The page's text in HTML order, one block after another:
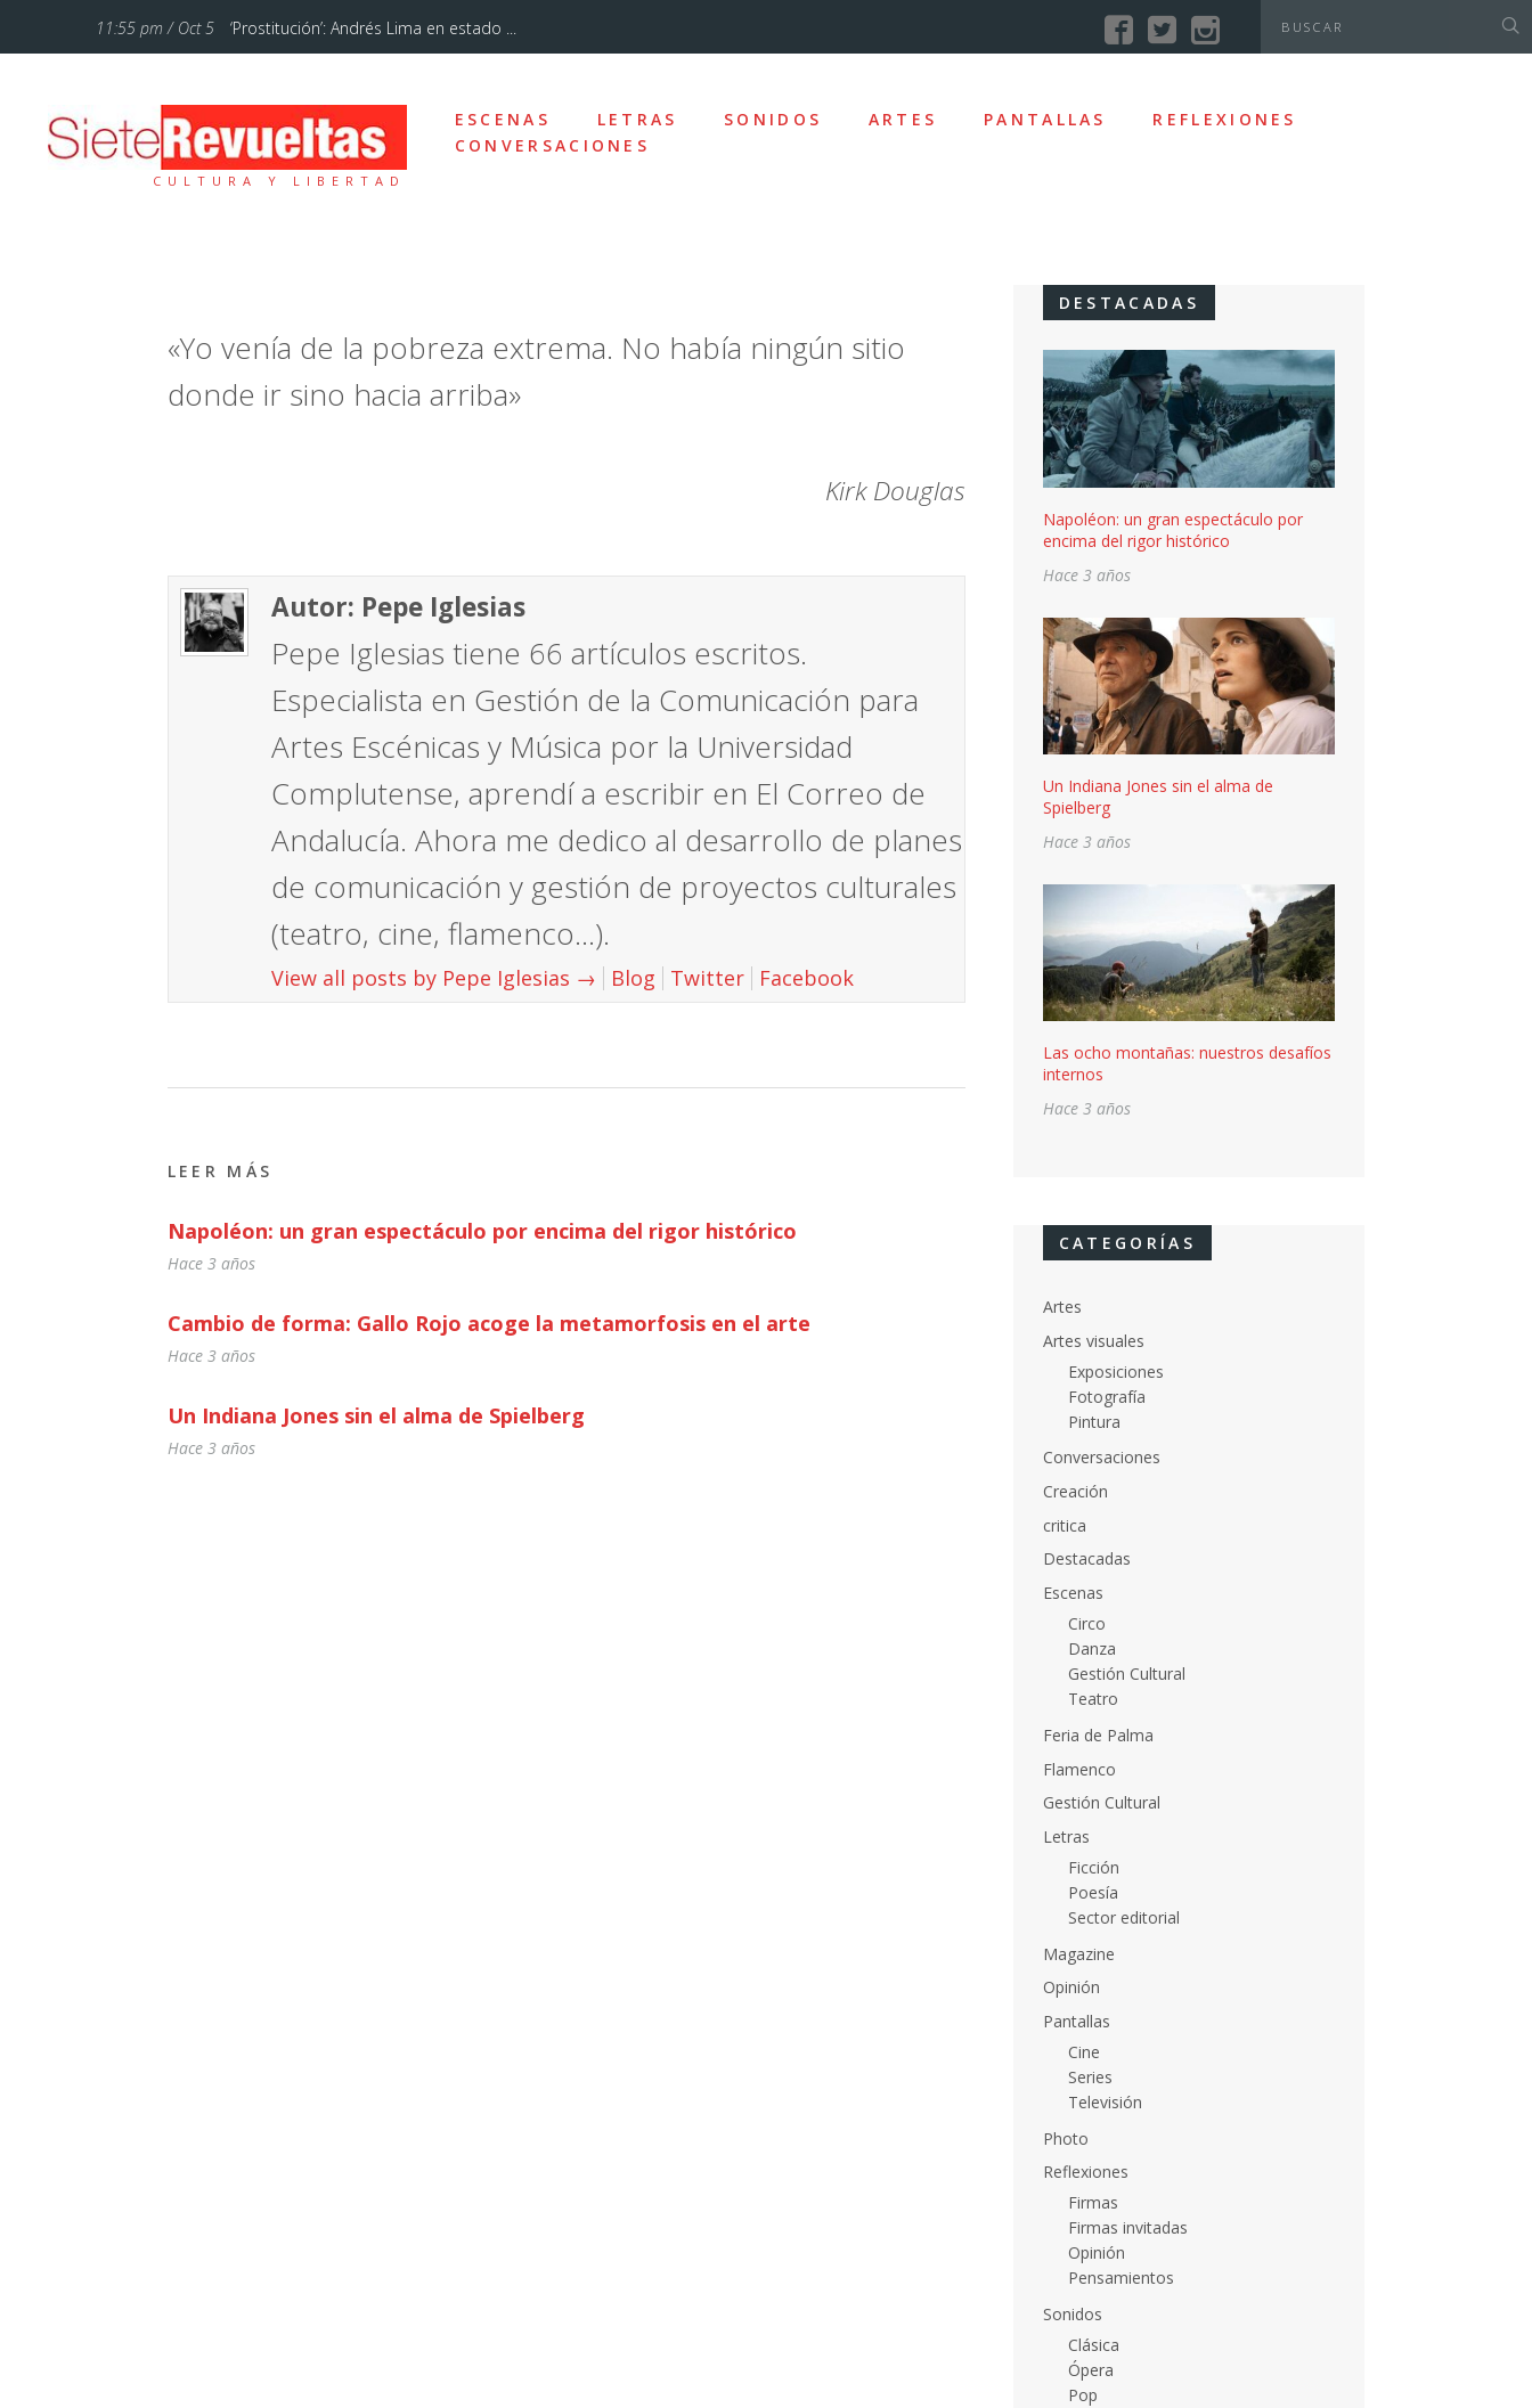
11:55 pm / Oct 5 ‘Prostitución’: Andrés Lima en estado ...
10:46 pm / Ene 18 Cuando lo sencillo se hace sublime
Vienen tiempos de comedia con Teatro de la Ciudad
CULTURA Y LIBERTAD
ESCENAS LETRAS SONIDOS ARTES PANTALLAS
REFLEXIONES
CONVERSACIONES
«Yo venía de la pobreza extrema. No había ningún sitio
donde ir sino hacia arriba»
Kirk Douglas
Autor: Pepe Iglesias
Pepe Iglesias tiene 66 artículos escritos.
Especialista en Gestión de la Comunicación para
Artes Escénicas y Música por la Universidad
Complutense, aprendí a escribir en El Correo de
Andalucía. Ahora me dedico al desarrollo de planes
de comunicación y gestión de proyectos culturales
(teatro, cine, flamenco…).
View all posts by Pepe Iglesias → Blog Twitter Facebook
LEER MÁS
Napoléon: un gran espectáculo por encima del rigor histórico
Hace 3 años
Cambio de forma: Gallo Rojo acoge la metamorfosis en el arte
Hace 3 años
Un Indiana Jones sin el alma de Spielberg
Hace 3 años
DESTACADAS
Napoléon: un gran espectáculo por
encima del rigor histórico
Hace 3 años
Un Indiana Jones sin el alma de
Spielberg
Hace 3 años
Las ocho montañas: nuestros desafíos
internos
Hace 3 años
CATEGORÍAS
Artes
Artes visuales
Exposiciones
Fotografía
Pintura
Conversaciones
Creación
critica
Destacadas
Escenas
Circo
Danza
Gestión Cultural
Teatro
Feria de Palma
Flamenco
Gestión Cultural
Letras
Ficción
Poesía
Sector editorial
Magazine
Opinión
Pantallas
Cine
Series
Televisión
Photo
Reflexiones
Firmas
Firmas invitadas
Opinión
Pensamientos
Sonidos
Clásica
Ópera
Pop